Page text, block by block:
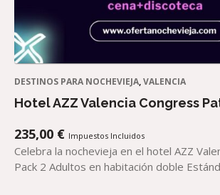
DESTINOS PARA NOCHEVIEJA,VALENCIA
Hotel AZZ Valencia Congress
235,00 € Impuestos Incluidos
Celebra la nochevieja en el hotel AZZ
Pack 2 Adultos en habitación doble